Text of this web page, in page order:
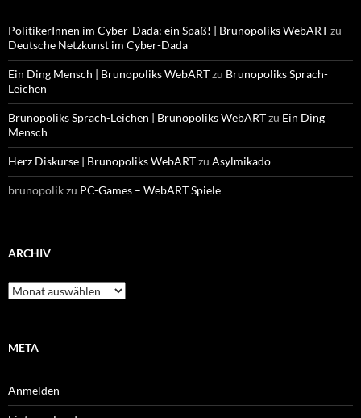
PolitikerInnen im Cyber-Dada: ein Spaß! | Brunopoliks WebARTzu
Deutsche Netzkunst im Cyber-Dada
Ein Ding Mensch | Brunopoliks WebARTzu Brunopoliks Sprach-
Leichen
Brunopoliks Sprach-Leichen | Brunopoliks WebARTzu Ein Ding
Mensch
Herz Diskurse | Brunopoliks WebARTzu Asylmikado
brunopolikzu PC-Games – WebART Spiele
ARCHIV
Archiv
META
Anmelden